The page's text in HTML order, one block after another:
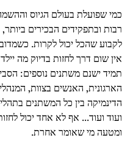
כמי שפועלת בעולם הגיוס
רבות ובתפקידים הבכירים ביותר,
לקבוע שהכל יכול לקרות.
אין שום דרך לחזות בדיוק מה
תמיד ישנם משתנים נוספים:
הארגונית, האנשים בצוות,
הדינמיקה בין כל המשתנים
ועוד ועוד... אף לא אחד יכול
ומטעה מי שאומר אחרת.